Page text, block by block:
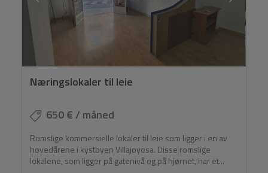
Næringslokaler til leie
650 € / måned
Romslige kommersielle lokaler til leie som ligger i en av
hovedårene i kystbyen Villajoyosa. Disse romslige
lokalene, som ligger på gatenivå og på hjørnet, har et...